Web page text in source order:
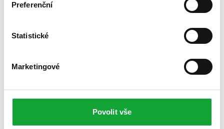
Preferenční
Statistické
Marketingové
Povolit vše